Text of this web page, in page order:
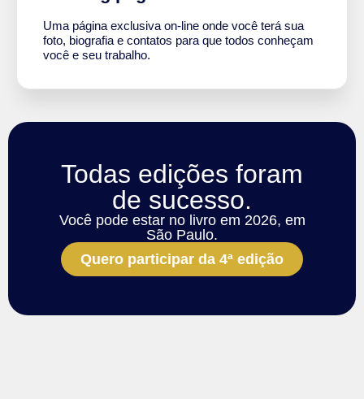
Uma página exclusiva on-line onde você terá sua
foto, biografia e contatos para que todos conheçam
você e seu trabalho.
Todas edições foram
de sucesso.
Você pode estar no livro em 2026, em
São Paulo.
Quero participar da 4ª edição